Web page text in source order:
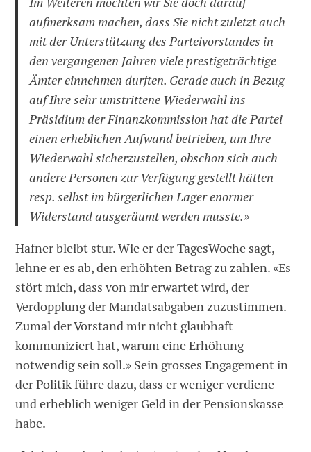
aufmerksam machen, dass Sie nicht zuletzt auch
mit der Unterstützung des Parteivorstandes in
den vergangenen Jahren viele prestigeträchtige
Ämter einnehmen durften. Gerade auch in Bezug
auf Ihre sehr umstrittene Wiederwahl ins
Präsidium der Finanzkommission hat die Partei
einen erheblichen Aufwand betrieben, um Ihre
Wiederwahl sicherzustellen, obschon sich auch
andere Personen zur Verfügung gestellt hätten
resp. selbst im bürgerlichen Lager enormer
Widerstand ausgeräumt werden musste.»
Hafner bleibt stur. Wie er der TagesWoche sagt,
lehne er es ab, den erhöhten Betrag zu zahlen. «Es
stört mich, dass von mir erwartet wird, der
Verdopplung der Mandatsabgaben zuzustimmen.
Zumal der Vorstand mir nicht glaubhaft
kommuniziert hat, warum eine Erhöhung
notwendig sein soll.» Sein grosses Engagement in
der Politik führe dazu, dass er weniger verdiene
und erheblich weniger Geld in der Pensionskasse
habe.